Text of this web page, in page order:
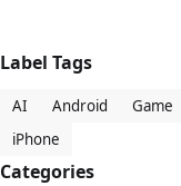
Label Tags
AI Android Game
iPhone
Categories